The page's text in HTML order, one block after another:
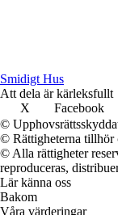
Smidigt Hus
Att dela är kärleksfullt
X
Facebook
©
© Rättigheterna tillhör
© Alla rättigheter
reproduceras,
Lär känna oss
Bakom
Våra värderingar